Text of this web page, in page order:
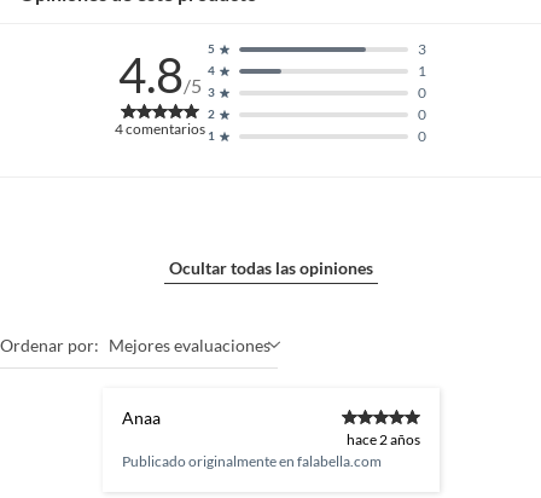
4.8/5
4comentarios 1 0
2 0
3 0
4 1
5 3
Ocultar todas las opiniones
Ordenar por: Mejores evaluaciones
Anaa
hace 2 años
Publicado originalmente en falabella.com